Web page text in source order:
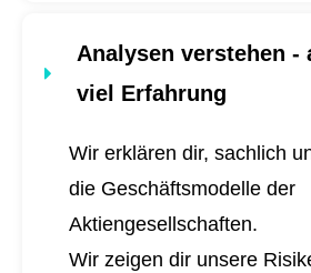
Analysen verstehen -
viel Erfahrung
Wir erklären dir, sachlich
die Geschäftsmodelle der
Aktiengesellschaften.
Wir zeigen dir unsere